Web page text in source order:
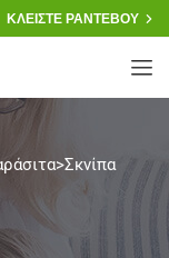
ΚΛΕΙΣΤΕ ΡΑΝΤΕΒΟΥ
>Σκνίπα